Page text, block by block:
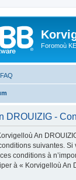
Foromoù
FAQ
DROUIZIG -
An
suivantes. Si
conditions à
à « Korvigelloù An